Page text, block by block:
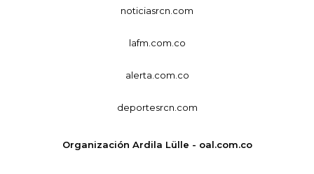
noticiasrcn.com
lafm.com.co
alerta.com.co
deportesrcn.com
Organización Ardila Lülle - oal.com.co